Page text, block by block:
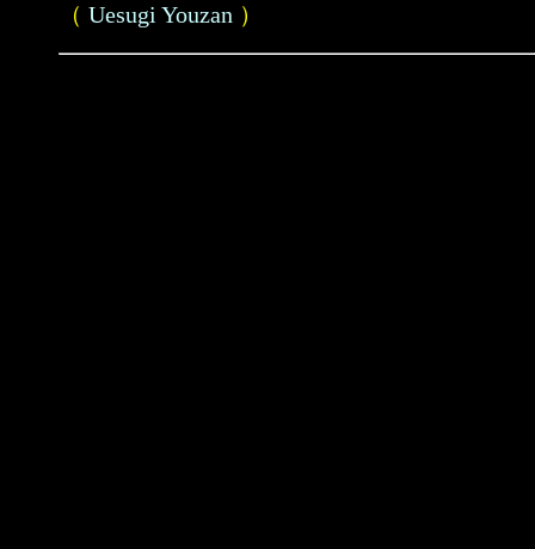
（ Uesugi Youzan ）